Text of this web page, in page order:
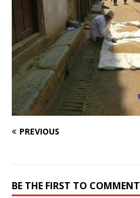
PREVIOUS
BE THE FIRST TO COMMENT